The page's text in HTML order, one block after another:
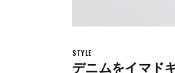
STYLE
デニムをイマド